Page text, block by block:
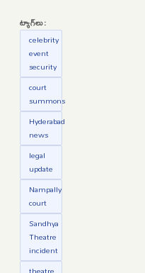
ట్యాగ్‌లు:
celebrity
event
security
court
summons
Hyderabad
news
legal
update
Nampally
court
Sandhya
Theatre
incident